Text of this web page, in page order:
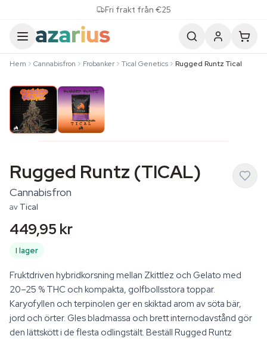
Fri frakt från €25
Hem Cannabisfron Frobanker Tical Genetics Rugged Runtz Tical
Rugged Runtz (TICAL)
Cannabisfron
av Tical
449,95 kr
I lager
Fruktdriven hybridkorsning mellan Zkittlez och Gelato med
20–25 % THC och kompakta, golfbollsstora toppar.
Karyofyllen och terpinolen ger en skiktad arom av söta bär,
jord och örter. Gles bladmassa och brett internodavstånd gör
den lättskött i de flesta odlingstält. Beställ Rugged Runtz